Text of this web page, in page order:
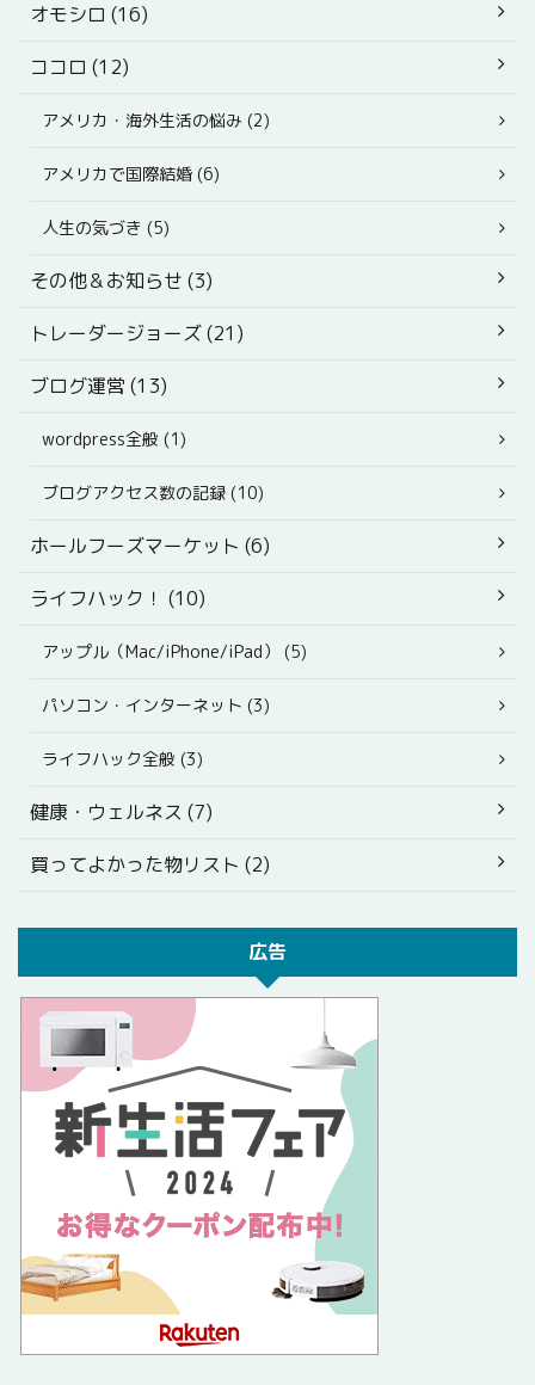
オモシロ (16)
ココロ (12)
アメリカ・海外生活の悩み (2)
アメリカで国際結婚 (6)
人生の気づき (5)
その他＆お知らせ (3)
トレーダージョーズ (21)
ブログ運営 (13)
wordpress全般 (1)
ブログアクセス数の記録 (10)
ホールフーズマーケット (6)
ライフハック！ (10)
アップル（Mac/iPhone/iPad） (5)
パソコン・インターネット (3)
ライフハック全般 (3)
健康・ウェルネス (7)
買ってよかった物リスト (2)
広告